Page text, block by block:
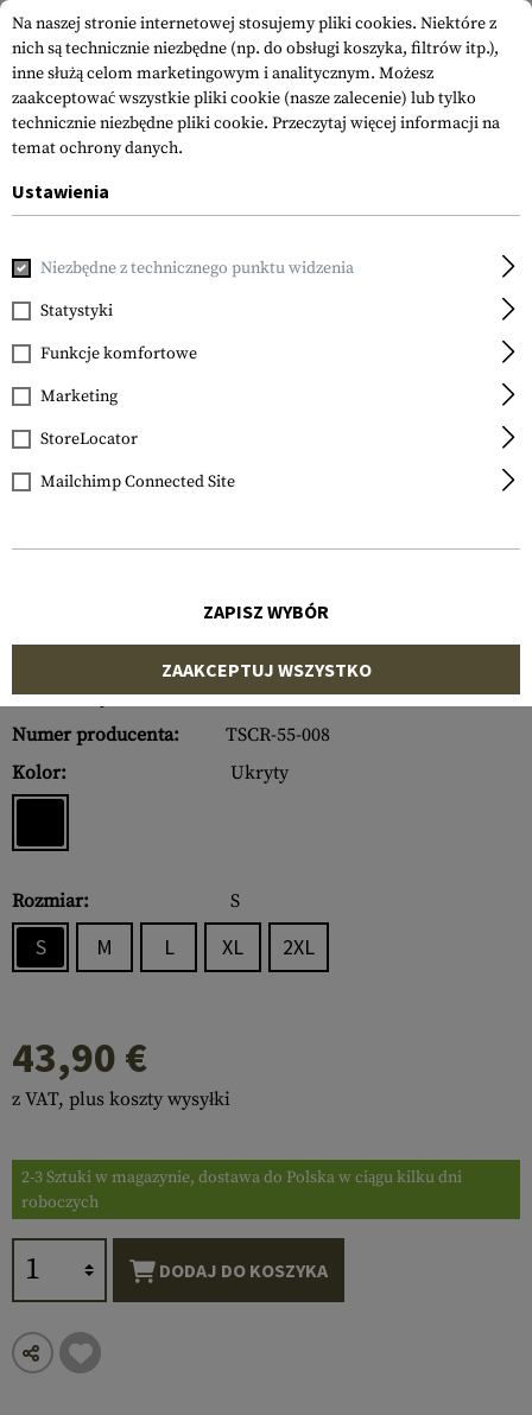
Mechanix Wear
Pursuit D5
Numer artykułu:
10536306825
Numer producenta:
TSCR-55-008
Kolor:
Ukryty
Rozmiar: S
S M L XL 2XL
43,90 €
z VAT, plus koszty wysyłki
2-3 Sztuki w magazynie, dostawa do Polska w ciągu kilku dni
roboczych
DODAJ DO KOSZYKA
Na naszej stronie internetowej stosujemy pliki cookies. Niektóre z
nich są technicznie niezbędne (np. do obsługi koszyka, filtrów itp.),
inne służą celom marketingowym i analitycznym. Możesz
zaakceptować wszystkie pliki cookie (nasze zalecenie) lub tylko
technicznie niezbędne pliki cookie. Przeczytaj więcej informacji na
temat ochrony danych.
Ustawienia
Niezbędne z technicznego punktu widzenia
Statystyki
Funkcje komfortowe
Marketing
StoreLocator
Mailchimp Connected Site
ZAPISZ WYBÓR
ZAAKCEPTUJ WSZYSTKO